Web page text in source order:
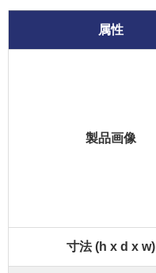
属性
製品画像
寸法 (h x d x w)